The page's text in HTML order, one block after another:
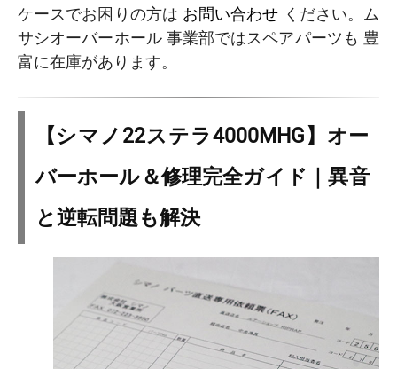
ケースでお困りの方は お問い合わせ ください。ム
サシオーバーホール 事業部ではスペアパーツも 豊
富に在庫があります。
【シマノ22ステラ4000MHG】オー
バーホール＆修理完全ガイド｜異音
と逆転問題も解決